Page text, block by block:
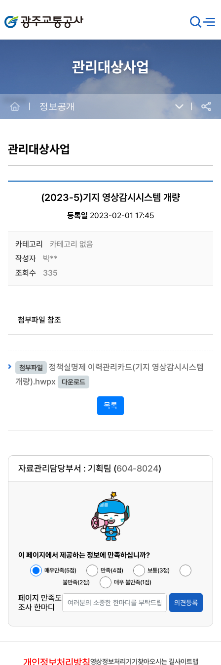
광주교통공사
검
색
창
메뉴
관리대상사업
공유
정보공개
관리대상사업
(2023-5)기지 영상감시시스템 개량
등록일 2023-02-01 17:45
카테고리
카테고리 없음
작성자
박**
조회수
335
첨부파일 참조
첨부파일
정책실명제 이력관리카드(기지 영상감시시스템
개량).hwpx
다운로드
목록
자료관리담당부서 : 기획팀 (604-8024)
이 페이지에서 제공하는 정보에 만족하십니까?
매우만족(5점) 만족(4점)
보통(3점)
불만족(2점)
매우 불만족(1점)
페이지 만족도
조사 한마디
의견등록
개인정보처리방침영상정보처리기기 찾아오시는 길사이트맵